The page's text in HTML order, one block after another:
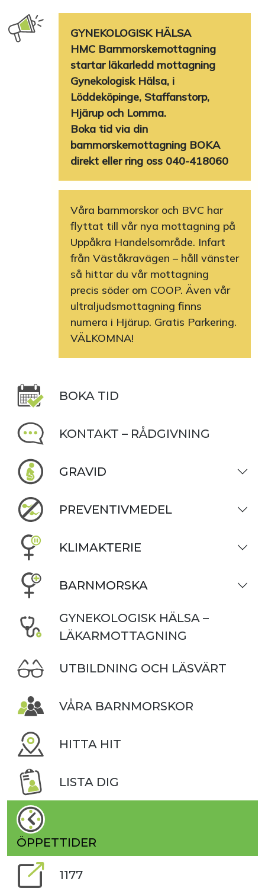
GYNEKOLOGISK HÄLSA
HMC Barnmorskemottagning
startar läkarledd mottagning
Gynekologisk Hälsa, i
Löddeköpinge, Staffanstorp,
Hjärup och Lomma.
Boka tid via din
barnmorskemottagning BOKA
direkt eller ring oss 040-418060
Våra barnmorskor och BVC har
flyttat till vår nya mottagning på
Uppåkra Handelsområde. Infart
från Väståkravägen – håll vänster
så hittar du vår mottagning
precis söder om COOP. Även vår
ultraljudsmottagning finns
numera i Hjärup. Gratis Parkering.
VÄLKOMNA!
BOKA TID
KONTAKT – RÅDGIVNING
GRAVID
PREVENTIVMEDEL
KLIMAKTERIE
BARNMORSKA
GYNEKOLOGISK HÄLSA –
LÄKARMOTTAGNING
UTBILDNING OCH LÄSVÄRT
VÅRA BARNMORSKOR
HITTA HIT
LISTA DIG
ÖPPETTIDER
1177